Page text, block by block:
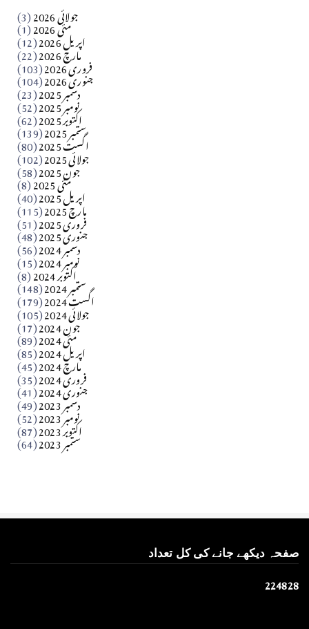
آزاد کشمیر جیسے احتجاج کی ضرورت ہے؟ از،،، ظہیرالدین
جولائی 2026 (3) مئی 2026 (1) اپریل 2026 (12) مارچ 2026 (22) فروری 2026 (103) جنوری 2026 (104) دسمبر 2025 (23) نومبر 2025 (52) اکتوبر 2025 (62) ستمبر 2025 (139) اگست 2025 (80) جولائی 2025 (102) جون 2025 (58) مئی 2025 (8) اپریل 2025 (40) مارچ 2025 (115) فروری 2025 (51) جنوری 2025 (48) دسمبر 2024 (56) نومبر 2024 (15) اکتوبر 2024 (8) ستمبر 2024 (148) اگست 2024 (179) جولائی 2024 (105) جون 2024 (17) مئی 2024 (89) اپریل 2024 (85) مارچ 2024 (45) فروری 2024 (35) جنوری 2024 (41) دسمبر 2023 (49) نومبر 2023 (52) اکتوبر 2023 (87) ستمبر 2023 (64)
صفحہ دیکھے جانے کی کل تعداد
224828